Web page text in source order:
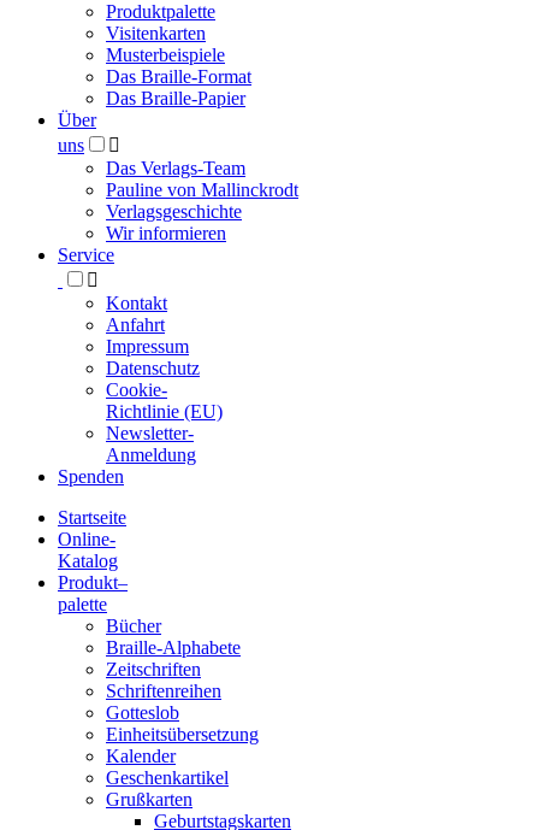
Produktpalette
Visitenkarten
Musterbeispiele
Das Braille-Format
Das Braille-Papier
Über
uns

Das Verlags-Team
Pauline von Mallinckrodt
Verlagsgeschichte
Wir informieren
Service

Kontakt
Anfahrt
Impressum
Datenschutz
Cookie-
Richtlinie (EU)
Newsletter-
Anmeldung
Spenden
Blindenschrift-
Verlag
Druckerei
gGmbH
Startseite
Online-
Katalog
Produkt–
palette
Bücher
Braille-Alphabete
Zeitschriften
Schriftenreihen
Gotteslob
Einheitsübersetzung
Kalender
Geschenkartikel
Grußkarten
Geburtstagskarten